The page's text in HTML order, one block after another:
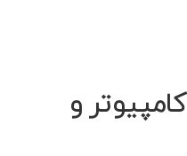
و